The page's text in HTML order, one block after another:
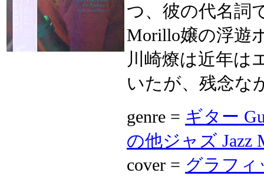
つ、彼の代名詞
Morillo嬢の浮遊
川崎燎は近年は
いたが、残念な
genre = ギター
の他ジャズ Jazz
cover = グラフィ